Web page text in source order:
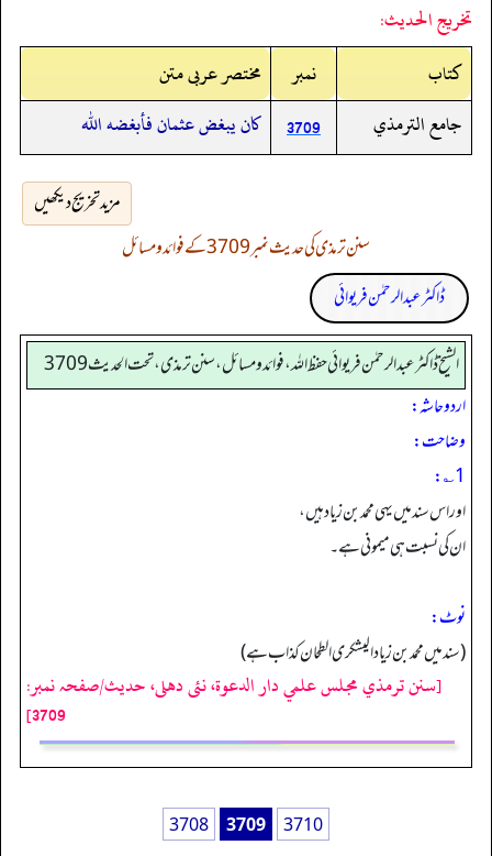
تخريج الحديث:
کتاب
نمبر
مختصر عربی متن
جامع الترمذي
3709 كان يبغض عثمان فأبغضه الله
مزید تخریج دیکھیں
سنن ترمذی کی حدیث نمبر 3709 کے فوائد و مسائل
ڈاکٹر عبدالرحمٰن فریوائی
الشیخ ڈاکٹر عبد الرحمٰن فریوائی حفظ اللہ، فوائد و مسائل، سنن ترمذی، تحت الحديث 3709
اردو حاشہ:
وضاحت:
1؎:
اور اس سند میں یہی محمد بن زیاد ہیں،
ان کی نسبت ہی میمونی ہے۔
نوٹ:
(سند میں محمد بن زیاد الیشکری الطحان کذاب ہے)
[سنن ترمذي مجلس علمي دار الدعوة، نئى دهلى، حدیث/صفحہ نمبر:
3709]
3708 3709
3710